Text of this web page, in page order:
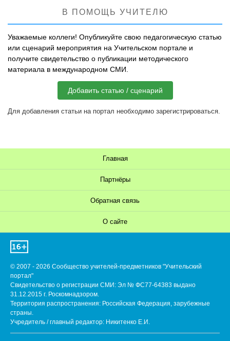
В ПОМОЩЬ УЧИТЕЛЮ
Уважаемые коллеги! Опубликуйте свою педагогическую статью
или сценарий мероприятия на Учительском портале и
получите свидетельство о публикации методического
материала в международном СМИ.
Добавить статью / сценарий
Для добавления статьи на портал необходимо зарегистрироваться.
Главная
Партнёры
Обратная связь
О сайте
© 2007 - 2026 Сообщество учителей-предметников "Учительский
портал"
Свидетельство о регистрации СМИ: Эл № ФС77-64383 выдано
31.12.2015 г. Роскомнадзором.
Территория распространения: Российская Федерация, зарубежные
страны.
Учредитель / главный редактор: Никитенко Е.И.